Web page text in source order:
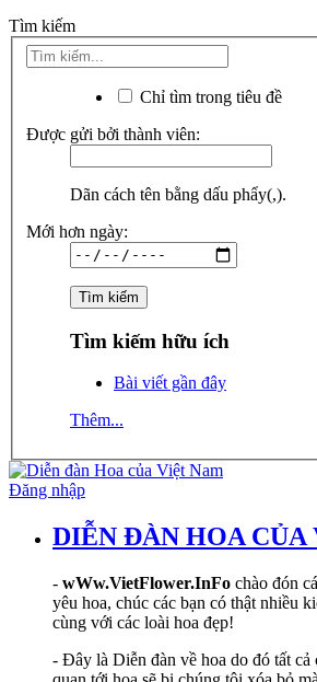
Tìm kiếm
Chỉ tìm trong tiêu đề
Được gửi bởi thành viên:
Dãn cách tên bằng dấu phẩy(,).
Mới hơn ngày:
Tìm kiếm hữu ích
Bài viết gần đây
Thêm...
Đăng nhập
DIỄN ĐÀN HOA CỦA
- wWw.VietFlower.InFo chào đón
yêu hoa, chúc các bạn có thật nhiều
cùng với các loài hoa đẹp!
- Đây là Diễn đàn về hoa do đó tất cả